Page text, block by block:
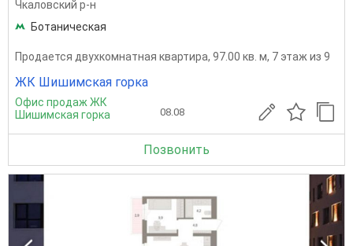
Чкаловский р-н
Ботаническая
Продается двухкомнатная квартира, 97.00 кв. м, 7 этаж из 9
ЖК Шишимская горка
Офис продаж ЖК
Шишимская горка
08.08
Позвонить